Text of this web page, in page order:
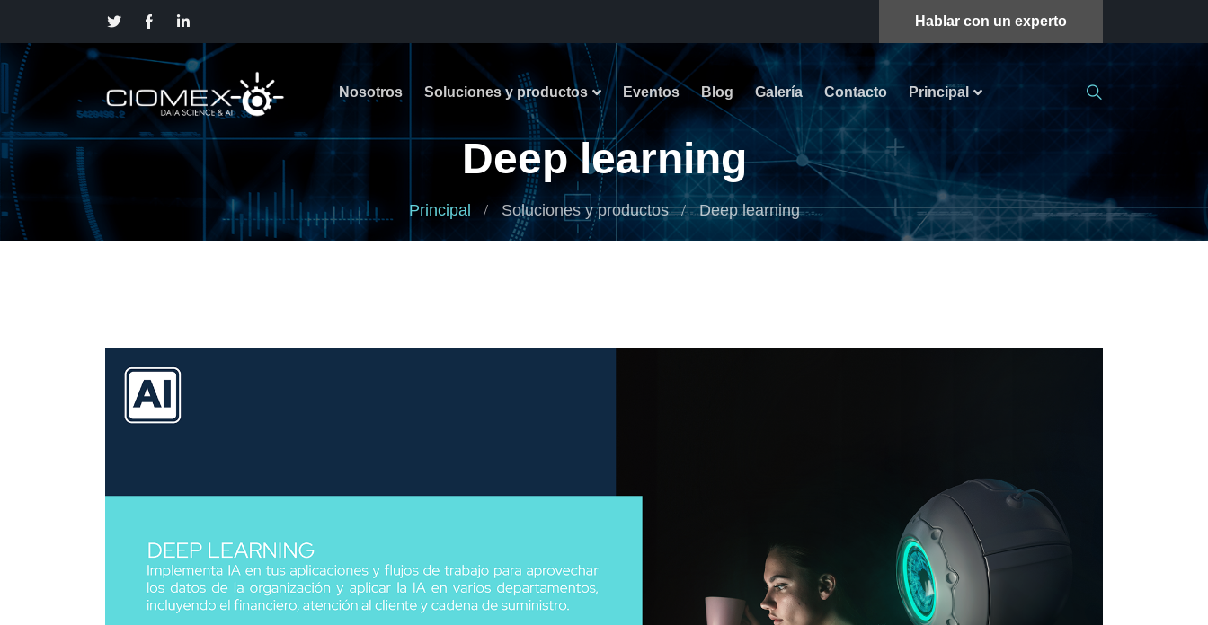
Hablar con un experto
Nosotros Soluciones y productos Eventos Blog Galería Contacto Principal
Deep learning
Principal Soluciones y productos Deep learning